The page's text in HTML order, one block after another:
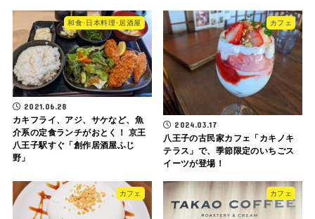
和食･日本料理･居酒屋
2021.06.28
カキフライ、アジ、サケなど、魚
介系の定食ランチがおとく！ 京王
八王子駅すぐ「創作居酒屋ふじ
野」
カフェ
2024.03.17
八王子の古民家カフェ「カキノキ
テラス」で、季節限定のいちごス
イーツが登場！
カフェ カフェ